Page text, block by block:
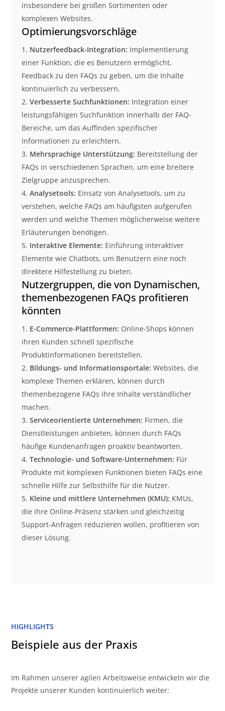
insbesondere bei großen Sortimenten oder
komplexen Websites.
Optimierungsvorschläge
Nutzerfeedback-Integration: Implementierung
einer Funktion, die es Benutzern ermöglicht,
Feedback zu den FAQs zu geben, um die Inhalte
kontinuierlich zu verbessern.
Verbesserte Suchfunktionen: Integration einer
leistungsfähigen Suchfunktion innerhalb der FAQ-
Bereiche, um das Auffinden spezifischer
Informationen zu erleichtern.
Mehrsprachige Unterstützung: Bereitstellung der
FAQs in verschiedenen Sprachen, um eine breitere
Zielgruppe anzusprechen.
Analysetools: Einsatz von Analysetools, um zu
verstehen, welche FAQs am häufigsten aufgerufen
werden und welche Themen möglicherweise weitere
Erläuterungen benötigen.
Interaktive Elemente: Einführung interaktiver
Elemente wie Chatbots, um Benutzern eine noch
direktere Hilfestellung zu bieten.
Nutzergruppen, die von Dynamischen,
themenbezogenen FAQs profitieren
könnten
E-Commerce-Plattformen: Online-Shops können
ihren Kunden schnell spezifische
Produktinformationen bereitstellen.
Bildungs- und Informationsportale: Websites, die
komplexe Themen erklären, können durch
themenbezogene FAQs ihre Inhalte verständlicher
machen.
Serviceorientierte Unternehmen: Firmen, die
Dienstleistungen anbieten, können durch FAQs
häufige Kundenanfragen proaktiv beantworten.
Technologie- und Software-Unternehmen: Für
Produkte mit komplexen Funktionen bieten FAQs eine
schnelle Hilfe zur Selbsthilfe für die Nutzer.
Kleine und mittlere Unternehmen (KMU): KMUs,
die ihre Online-Präsenz stärken und gleichzeitig
Support-Anfragen reduzieren wollen, profitieren von
dieser Lösung.
HIGHLIGHTS
Beispiele aus der Praxis
Im Rahmen unserer agilen Arbeitsweise entwickeln wir die
Projekte unserer Kunden kontinuierlich weiter: